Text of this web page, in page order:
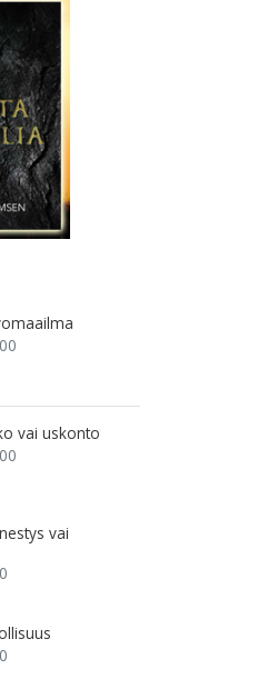
vai uskonto
vai